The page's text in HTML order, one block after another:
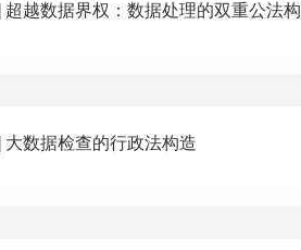
[作者：陈越峰] 超越数据界权：数据处理的双重公法
[作者：查云飞] 大数据检查的行政法构造